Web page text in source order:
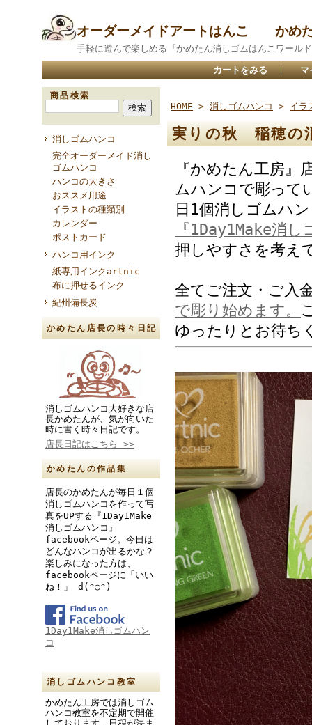
オーダーメイドアートはんこ かめ
手軽に遊んで楽しめる『かめたん消しゴムはんこワール
カートをみる ｜ マ
商品検索
消しゴムハンコ
完全オーダーメイド消し
ゴムハンコ
ハンコの大きさ
おススメ用途
イラストの種類別
カレンダー
ポストカード
ハンコ用インク
紙専用インクartnic
布に押せるインク
紀州備長炭
かめたん店長の時々日記
消しゴムハンコ大好きな店
長かめたんが、気が向いた
時に書く時々日記です。
店長日記はこちら >>
かめたんの作品集
店長のかめたんが毎日１個
消しゴムハンコを作って写
真をUPする『1Day1Make
消しゴムハンコ』
facebookページ。今日は
どんなハンコが出るかな？
楽しみになった方は、
facebookページに「いい
ね！」 d(^○^)
1Day1Make消しゴムハン
コ
消しゴムハンコ教室
かめたん工房では消しゴム
ハンコ教室を不定期で開催
HOME > 消しゴムハンコ > イラ
実りの秋 稲穂の
『かめたん工房
ムハンコで彫って
日1個消しゴムハ
『1Day1Make消
押しやすさを考え
全てご注文・ご入
で彫り始めます。
ゆったりとお待ち